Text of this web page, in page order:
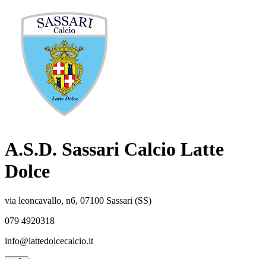
A.S.D. Sassari Calcio Latte
Dolce
via leoncavallo, n6, 07100 Sassari (SS)
079 4920318
info@lattedolcecalcio.it